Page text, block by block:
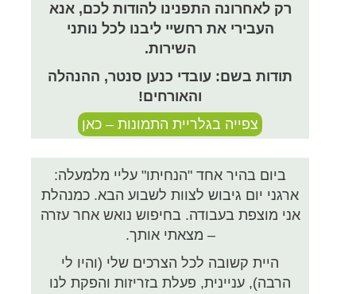
רק לאחרונה התפנינו להודות לכם, אנא
העבירי את רחשיי ליבנו לכל נותני
השירות.
תודות בשם: עובדי כנען סנטר, ההנהלה
והאורחים!
צפייה בגלריית התמונות – כאן
ביום בהיר אחד "הנחיתו" עליי מלמעלה:
ארגני יום גיבוש לצוות לשבוע הבא. כמנהלת
אני מוצפת בעבודה. בחיפוש נואש אחר עזרה
– מצאתי אותך.
היית קשובה לכל הצרכים שלי (והיו לי
הרבה), עניינית, פעלת בזריזות והפקת לנו